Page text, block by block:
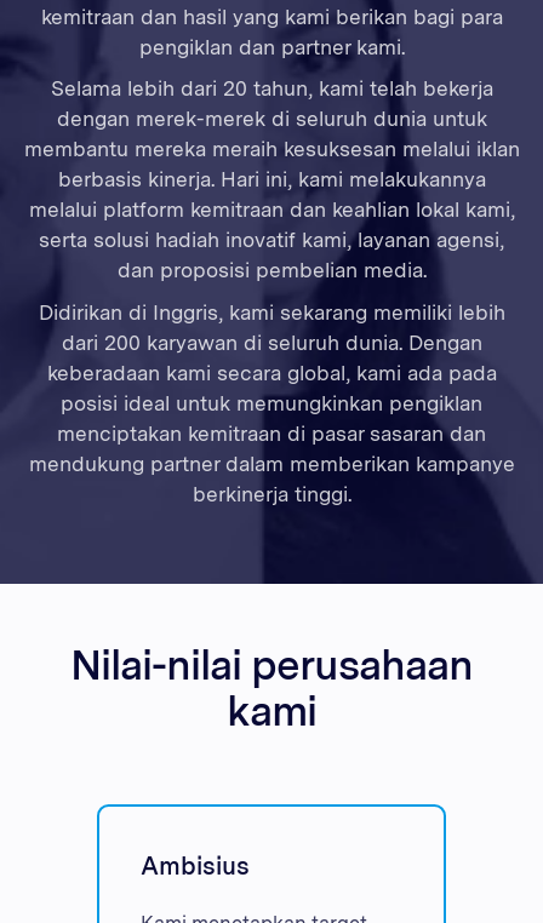
kemitraan dan hasil yang kami berikan bagi para
pengiklan dan partner kami.
Selama lebih dari 20 tahun, kami telah bekerja
dengan merek-merek di seluruh dunia untuk
membantu mereka meraih kesuksesan melalui iklan
berbasis kinerja. Hari ini, kami melakukannya
melalui platform kemitraan dan keahlian lokal kami,
serta solusi hadiah inovatif kami, layanan agensi,
dan proposisi pembelian media.
Didirikan di Inggris, kami sekarang memiliki lebih
dari 200 karyawan di seluruh dunia. Dengan
keberadaan kami secara global, kami ada pada
posisi ideal untuk memungkinkan pengiklan
menciptakan kemitraan di pasar sasaran dan
mendukung partner dalam memberikan kampanye
berkinerja tinggi.
Nilai-nilai perusahaan
kami
Ambisius